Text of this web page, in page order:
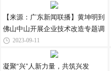
【来源：广东新闻联播】黄坤明到
佛山中山开展企业技术改造专题调
2023-09-11
凝聚“兴”人新力量，共筑兴发